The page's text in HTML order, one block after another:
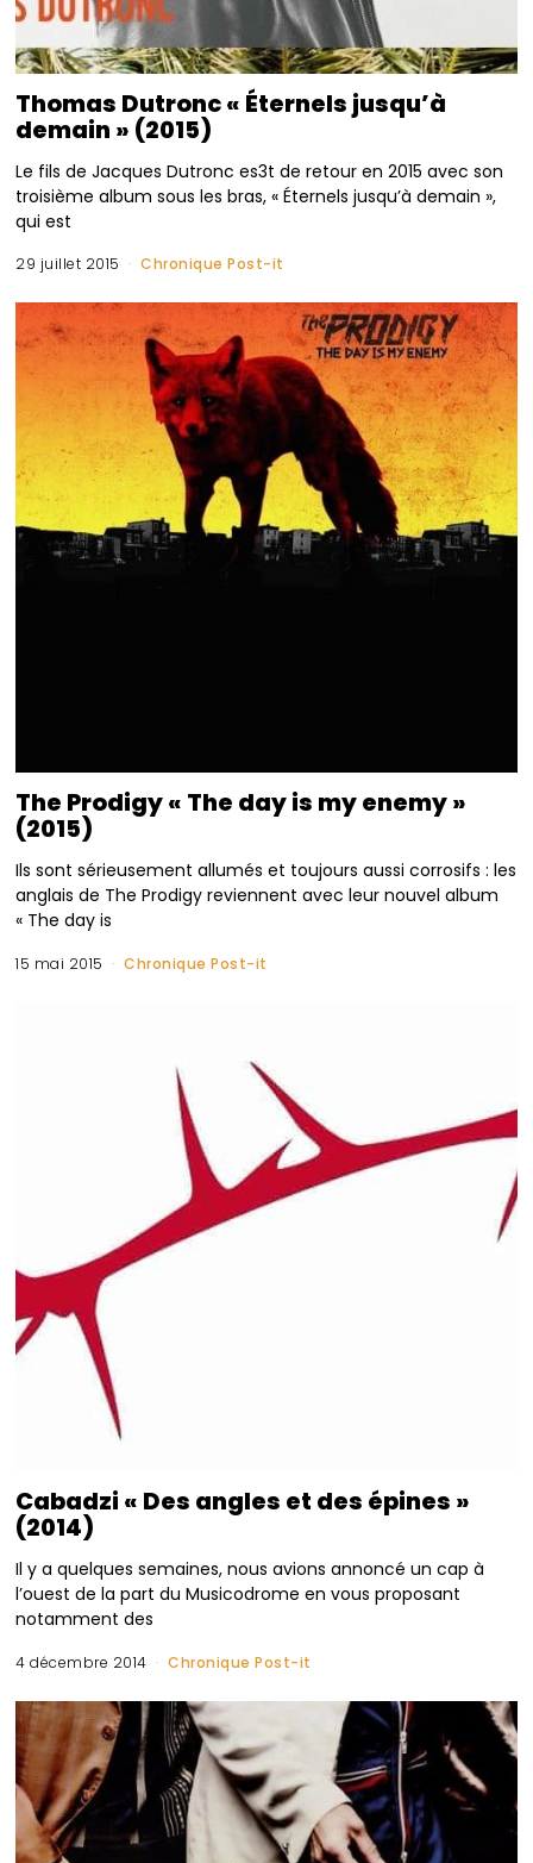
Thomas Dutronc « Éternels jusqu’à
demain » (2015)
Le fils de Jacques Dutronc es3t de retour en 2015 avec son
troisième album sous les bras, « Éternels jusqu’à demain »,
qui est
29 juillet 2015 Chronique Post-it
The Prodigy « The day is my enemy »
(2015)
Ils sont sérieusement allumés et toujours aussi corrosifs : les
anglais de The Prodigy reviennent avec leur nouvel album
« The day is
15 mai 2015 Chronique Post-it
Cabadzi « Des angles et des épines »
(2014)
Il y a quelques semaines, nous avions annoncé un cap à
l’ouest de la part du Musicodrome en vous proposant
notamment des
4 décembre 2014 Chronique Post-it